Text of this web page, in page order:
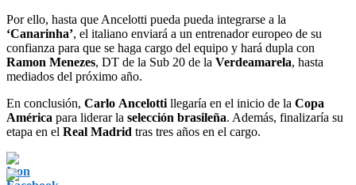
Por ello, hasta que Ancelotti pueda pueda integrarse a la
‘Canarinha’, el italiano enviará a un entrenador europeo de su
confianza para que se haga cargo del equipo y hará dupla con
Ramon Menezes, DT de la Sub 20 de la Verdeamarela, hasta
mediados del próximo año.
En conclusión, Carlo Ancelotti llegaría en el inicio de la Copa
América para liderar la selección brasileña. Además, finalizaría su
etapa en el Real Madrid tras tres años en el cargo.